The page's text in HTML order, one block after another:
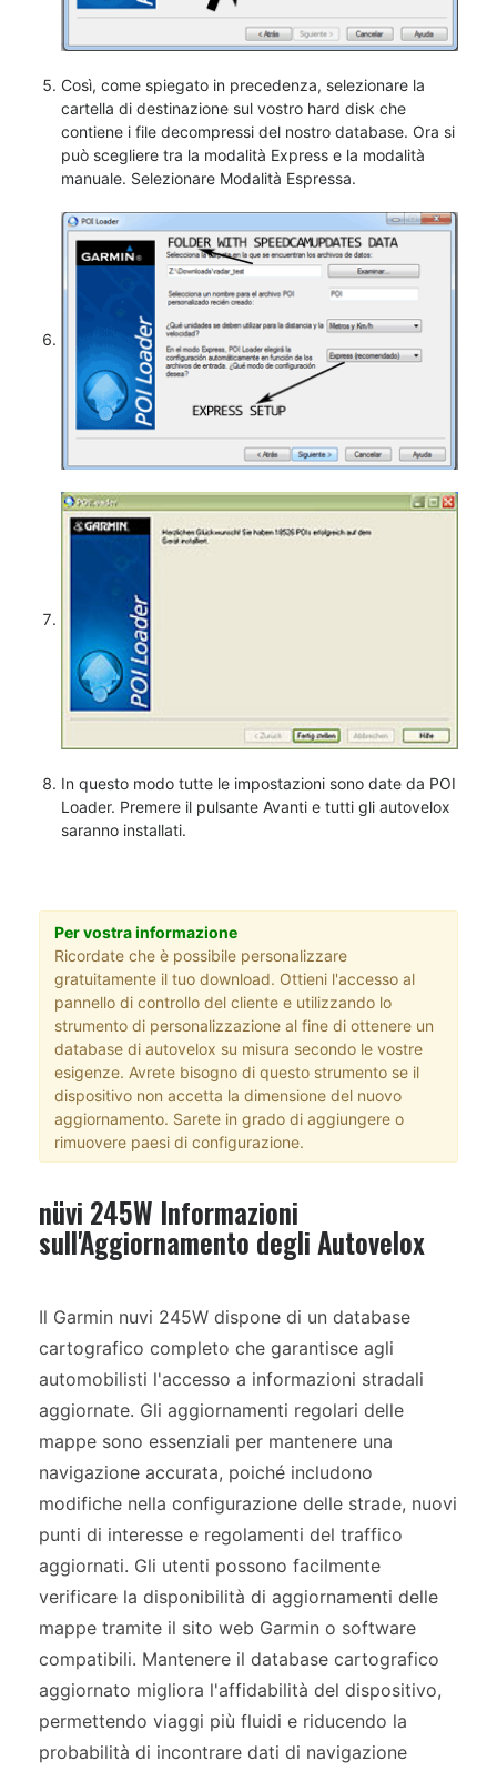
Così, come spiegato in precedenza, selezionare la
cartella di destinazione sul vostro hard disk che
contiene i file decompressi del nostro database. Ora si
può scegliere tra la modalità Express e la modalità
manuale. Selezionare Modalità Espressa.
In questo modo tutte le impostazioni sono date da POI
Loader. Premere il pulsante Avanti e tutti gli autovelox
saranno installati.
Per vostra informazione
Ricordate che è possibile personalizzare
gratuitamente il tuo download. Ottieni l'accesso al
pannello di controllo del cliente e utilizzando lo
strumento di personalizzazione al fine di ottenere un
database di autovelox su misura secondo le vostre
esigenze. Avrete bisogno di questo strumento se il
dispositivo non accetta la dimensione del nuovo
aggiornamento. Sarete in grado di aggiungere o
rimuovere paesi di configurazione.
nüvi 245W Informazioni
sull'Aggiornamento degli Autovelox
Il Garmin nuvi 245W dispone di un database
cartografico completo che garantisce agli
automobilisti l'accesso a informazioni stradali
aggiornate. Gli aggiornamenti regolari delle
mappe sono essenziali per mantenere una
navigazione accurata, poiché includono
modifiche nella configurazione delle strade, nuovi
punti di interesse e regolamenti del traffico
aggiornati. Gli utenti possono facilmente
verificare la disponibilità di aggiornamenti delle
mappe tramite il sito web Garmin o software
compatibili. Mantenere il database cartografico
aggiornato migliora l'affidabilità del dispositivo,
permettendo viaggi più fluidi e riducendo la
probabilità di incontrare dati di navigazione